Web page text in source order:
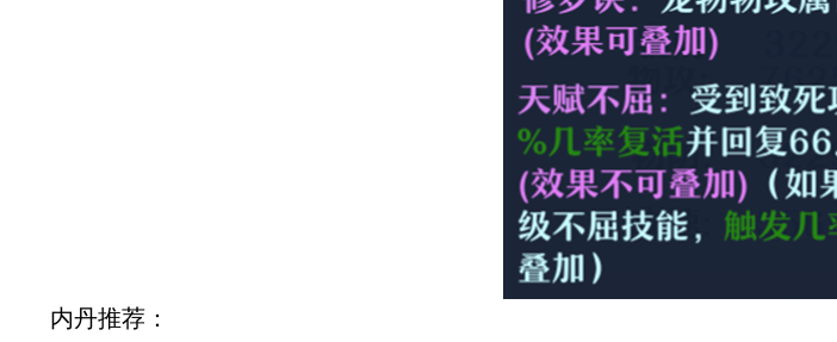
内丹推荐：